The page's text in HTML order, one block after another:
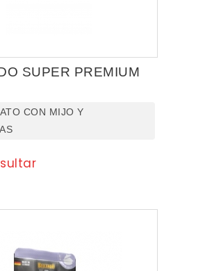
SUPER PREMIUM
CON MIJO Y